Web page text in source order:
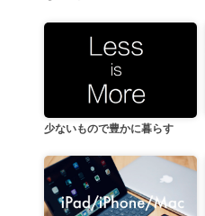
少ないもので豊かに暮らす